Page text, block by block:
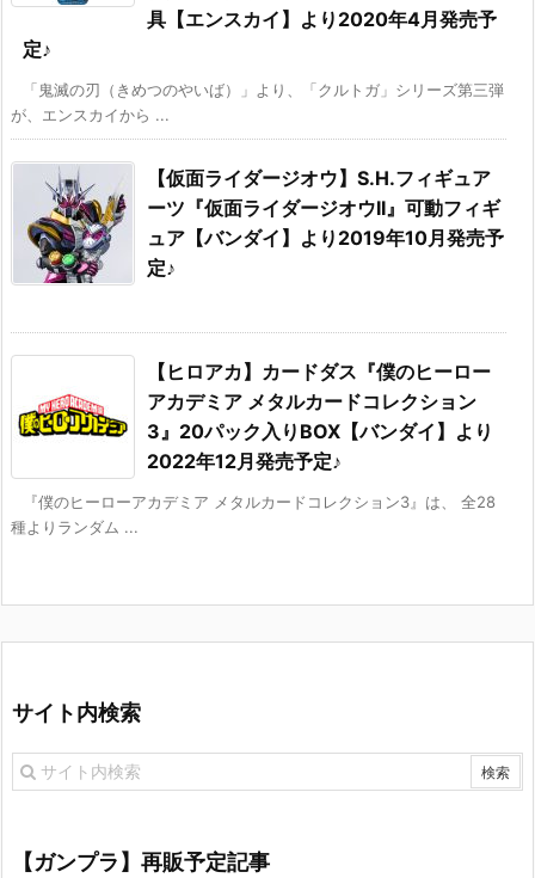
具【エンスカイ】より2020年4月発売予
定♪
「鬼滅の刃（きめつのやいば）」より、「クルトガ」シリーズ第三弾
が、エンスカイから ...
【仮面ライダージオウ】S.H.フィギュア
ーツ『仮面ライダージオウII』可動フィギ
ュア【バンダイ】より2019年10月発売予
定♪
【ヒロアカ】カードダス『僕のヒーロー
アカデミア メタルカードコレクション
3』20パック入りBOX【バンダイ】より
2022年12月発売予定♪
『僕のヒーローアカデミア メタルカードコレクション3』は、 全28
種よりランダム ...
サイト内検索
【ガンプラ】再販予定記事